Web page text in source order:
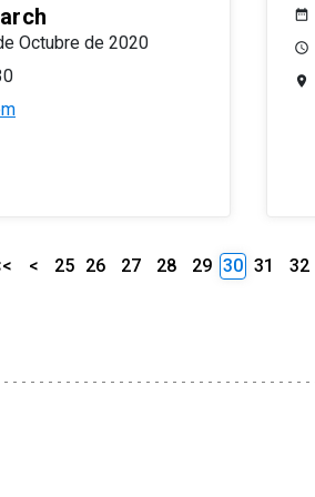
Octubre de 2020
< 25 26 27 28 29 30 31 32